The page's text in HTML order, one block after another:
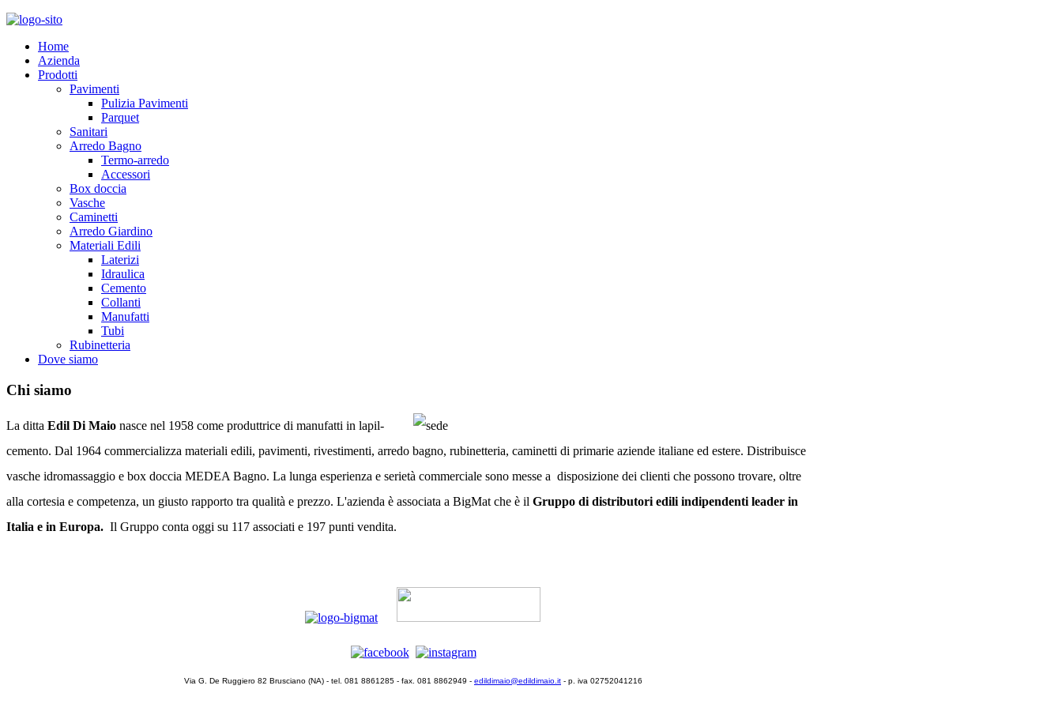
Home
Azienda
Prodotti
Pavimenti
Pulizia Pavimenti
Parquet
Sanitari
Arredo Bagno
Termo-arredo
Accessori
Box doccia
Vasche
Caminetti
Arredo Giardino
Materiali Edili
Laterizi
Idraulica
Cemento
Collanti
Manufatti
Tubi
Rubinetteria
Dove siamo
Chi siamo
La ditta Edil Di Maio nasce nel 1958 come produttrice di manufatti in lapil-
cemento. Dal 1964 commercializza materiali edili, pavimenti, rivestimenti, arredo bagno, rubinetteria, caminetti di primarie aziende italiane ed estere. Distribuisce
vasche idromassaggio e box doccia MEDEA Bagno. La lunga esperienza e serietà commerciale sono messe a disposizione dei clienti che possono trovare, oltre
alla cortesia e competenza, un giusto rapporto tra qualità e prezzo. L'azienda è associata a BigMat che è il Gruppo di distributori edili indipendenti leader in
Italia e in Europa. Il Gruppo conta oggi su 117 associati e 197 punti vendita.
Via G. De Ruggiero 82 Brusciano (NA) - tel. 081 8861285 - fax. 081 8862949 - edildimaio@edildimaio.it - p. iva 02752041216